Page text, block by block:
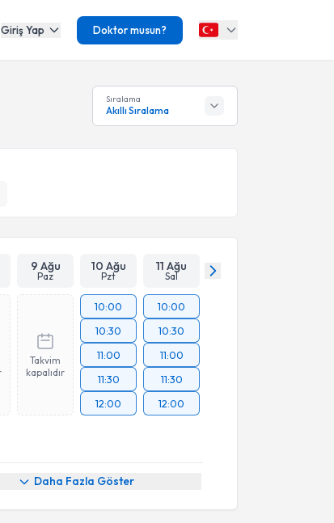
Giriş Yap Doktor musun?
Sıralama
Akıllı Sıralama
9 Ağu
Paz
10 Ağu
Pzt
11 Ağu
Sal
Takvim
kapalıdır
10:00
10:30
11:00
11:30
12:00
10:00
10:30
11:00
11:30
12:00
Daha Fazla Göster